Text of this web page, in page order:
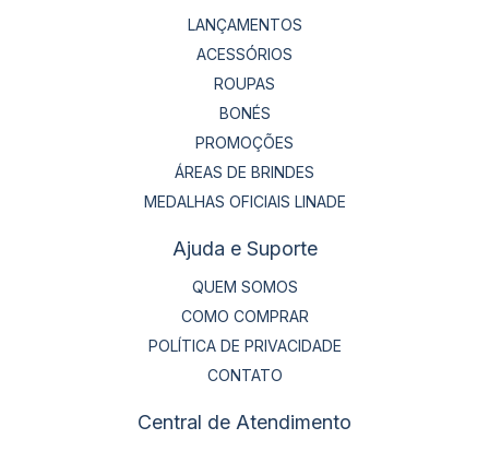
LANÇAMENTOS
ACESSÓRIOS
ROUPAS
BONÉS
PROMOÇÕES
ÁREAS DE BRINDES
MEDALHAS OFICIAIS LINADE
Ajuda e Suporte
QUEM SOMOS
COMO COMPRAR
POLÍTICA DE PRIVACIDADE
CONTATO
Central de Atendimento